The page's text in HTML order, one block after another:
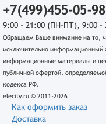
+7(499)455-05-98
9:00 - 21:00 (ПН-ПТ), 9:00 -
Обращаем Ваше внимание на то,
исключительно информационный
информационные материалы и
публичной офертой,
кодекса РФ.
elecity.ru © 2011-2026
Как оформить заказ
Доставка